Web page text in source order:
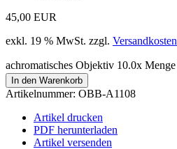
45,00 EUR
exkl. 19 % MwSt. zzgl. Versandkosten
achromatisches Objektiv 10.0x Menge
In den Warenkorb
Artikelnummer: OBB-A1108
Artikel drucken
PDF herunterladen
Artikel versenden